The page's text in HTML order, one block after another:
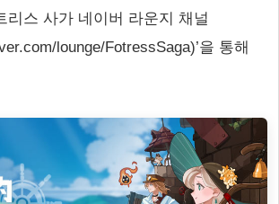
리스 사가 네이버 라운지 채널
lounge/FotressSaga)’을 통해